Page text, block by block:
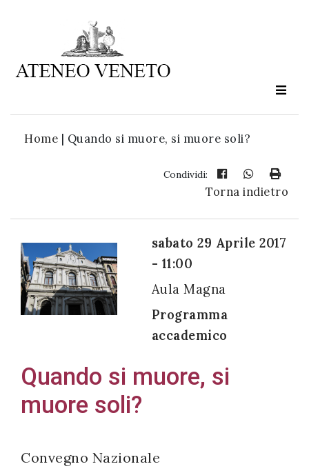
Home | Quando si muore, si muore soli?
Condividi:
Torna indietro
sabato 29 Aprile 2017
- 11:00
Aula Magna
Programma
accademico
Quando si muore, si
muore soli?
Convegno Nazionale
Ateneo
è
cultura
newsletter:
Acconsento
all'uso dei
accordo